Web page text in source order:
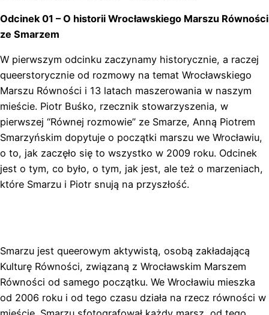
Odcinek 01 – O historii Wrocławskiego Marszu Równości
ze Smarzem
W pierwszym odcinku zaczynamy historycznie, a raczej
queerstorycznie od rozmowy na temat Wrocławskiego
Marszu Równości i 13 latach maszerowania w naszym
mieście. Piotr Buśko, rzecznik stowarzyszenia, w
pierwszej “Równej rozmowie” ze Smarze, Anną Piotrem
Smarzyńskim dopytuje o początki marszu we Wrocławiu,
o to, jak zaczęło się to wszystko w 2009 roku. Odcinek
jest o tym, co było, o tym, jak jest, ale też o marzeniach,
które Smarzu i Piotr snują na przyszłość.
Smarzu jest queerowym aktywistą, osobą zakładającą
Kulturę Równości, związaną z Wrocławskim Marszem
Równości od samego początku. We Wrocławiu mieszka
od 2006 roku i od tego czasu działa na rzecz równości w